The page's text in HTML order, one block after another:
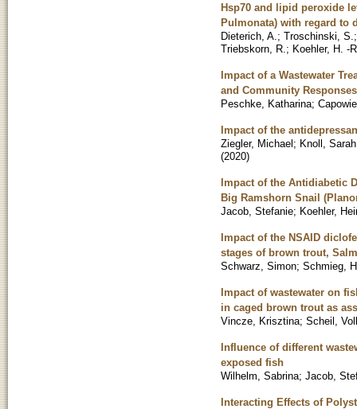
Hsp70 and lipid peroxide
Pulmonata) with regard to
Dieterich, A. ; Troschinski, S.
Triebskorn, R. ; Koehler, H. -
Impact of a Wastewater
and Community Responses
Peschke, Katharina;
Impact of the
Ziegler, Michael; Knoll, Sarah
(2020)
Impact of the Antidiabetic
Big Ramshorn Snail
Jacob, Stefanie; Koehler,
Impact of the NSAID
stages of brown trout,
Schwarz, Simon; Schmieg,
Impact of wastewater on
in caged brown trout as
Vincze, Krisztina; Scheil,
Influence of different
exposed fish
Wilhelm, Sabrina; Jacob,
Interacting Effects of